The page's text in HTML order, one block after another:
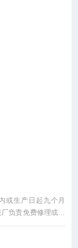
或生产日起九个月
负责免费修理或更